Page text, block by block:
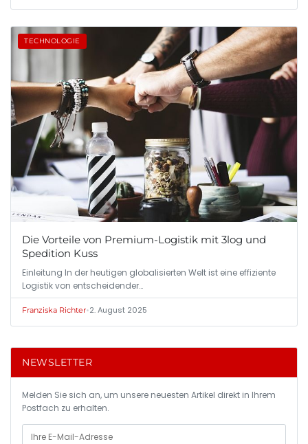
TECHNOLOGIE
Die Vorteile von Premium-Logistik mit 3log und
Spedition Kuss
Einleitung In der heutigen globalisierten Welt ist eine effiziente
Logistik von entscheidender…
Franziska Richter•2. August 2025
NEWSLETTER
Melden Sie sich an, um unsere neuesten Artikel direkt in Ihrem
Postfach zu erhalten.